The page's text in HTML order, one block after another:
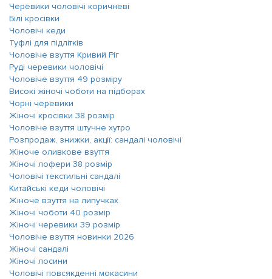
Черевики чоловічі коричневі
Білі кросівки
Чоловічі кеди
Туфлі для підлітків
Чоловіче взуття Кривий Ріг
Руді черевики чоловічі
Чоловіче взуття 49 розміру
Високі жіночі чоботи на підборах
Чорні черевики
Жіночі кросівки 38 розмір
Чоловіче взуття штучне хутро
Розпродаж, знижки, акції: сандалі чоловічі
Жіноче оливкове взуття
Жіночі лофери 38 розмір
Чоловічі текстильні сандалі
Китайські кеди чоловічі
Жіноче взуття на липучках
Жіночі чоботи 40 розмір
Жіночі черевики 39 розмір
Чоловіче взуття новинки 2026
Жіночі сандалі
Жіночі лосини
Чоловічі повсякденні мокасини